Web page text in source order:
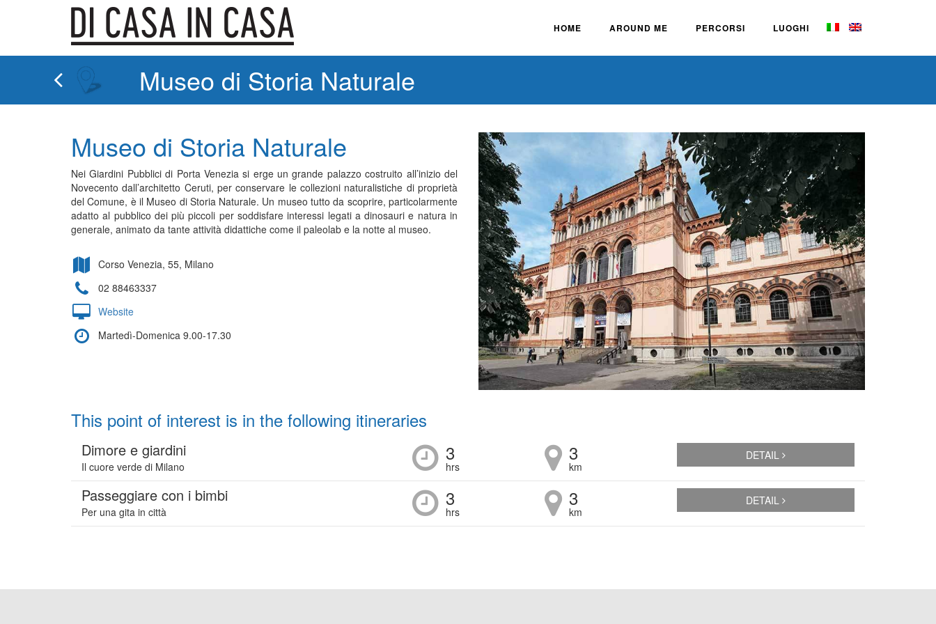
HOME AROUND ME PERCORSI LUOGHI
Museo di Storia Naturale
Museo di Storia Naturale
Nei Giardini Pubblici di Porta Venezia si erge un grande palazzo costruito all’inizio del
Novecento dall’architetto Ceruti, per conservare le collezioni naturalistiche di proprietà
del Comune, è il Museo di Storia Naturale. Un museo tutto da scoprire, particolarmente
adatto al pubblico dei più piccoli per soddisfare interessi legati a dinosauri e natura in
generale, animato da tante attività didattiche come il paleolab e la notte al museo.
Corso Venezia, 55, Milano
02 88463337
Website
Martedì-Domenica 9.00-17.30
This point of interest is in the following itineraries
Dimore e giardini
Il cuore verde di Milano
3
hrs
3
km
DETAIL
Passeggiare con i bimbi
Per una gita in città
3
hrs
3
km
DETAIL